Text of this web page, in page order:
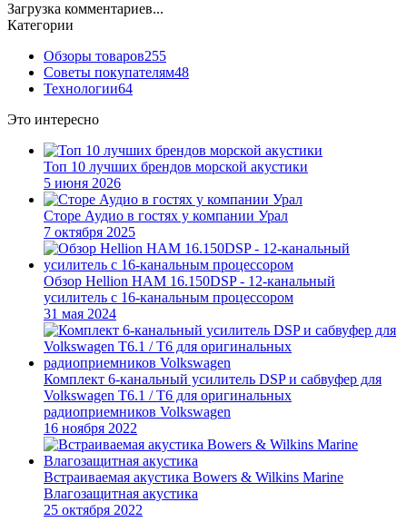
Загрузка комментариев...
Категории
Обзоры товаров255
Советы покупателям48
Технологии64
Это интересно
Топ 10 лучших брендов морской акустики
5 июня 2026
Сторе Аудио в гостях у компании Урал
7 октября 2025
Обзор Hellion HAM 16.150DSP - 12-канальный
усилитель с 16-канальным процессором
31 мая 2024
Комплект 6-канальный усилитель DSP и сабвуфер для
Volkswagen T6.1 / T6 для оригинальных
радиоприемников Volkswagen
16 ноября 2022
Встраиваемая акустика Bowers & Wilkins Marine
Влагозащитная акустика
25 октября 2022